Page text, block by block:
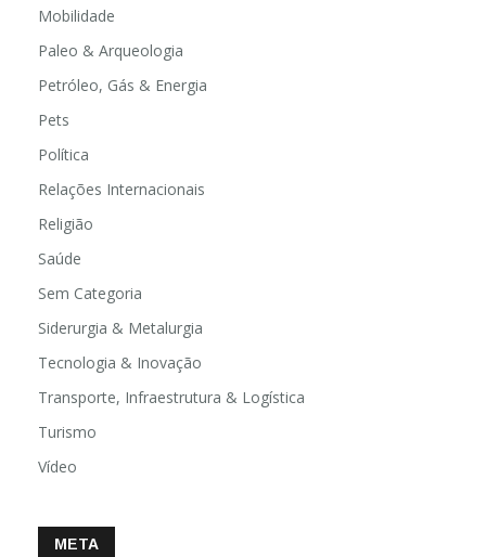
Mobilidade
Paleo & Arqueologia
Petróleo, Gás & Energia
Pets
Política
Relações Internacionais
Religião
Saúde
Sem Categoria
Siderurgia & Metalurgia
Tecnologia & Inovação
Transporte, Infraestrutura & Logística
Turismo
Vídeo
META